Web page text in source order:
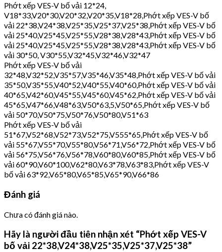
Phớt xếp VES-V bố vải 12*24,
V18*33,V20*30,V20*32,V20*35,V18*28,Phớt xếp VES-V bố
vải 22*38,V24*38,V25*35,V25*37,V25*38,Phớt xếp VES-V bố
vải 25*40,V25*45,V25*55,V28*38,V28*43,Phớt xếp VES-V bố
vải 25*40,V25*45,V25*55,V28*38,V28*43,Phớt xếp VES-V bố
vải 30*50, V30*55,V32*45,V32*46,V32*47
Phớt xếp VES-V bố vải
32*48,V32*52,V35*57,V35*46,V35*48,Phớt xếp VES-V bố vải
35*50,V35*55,V40*52,V40*55,V40*60,Phớt xếp VES-V bố vải
40*65,V42*60,V45*55,V45*60,V45*62,Phớt xếp VES-V bố vải
45*65,V47*66,V48*63,V50*63,5,V50*65,Phớt xếp VES-V bố
vải 50*70,V50*75,V50*76,V50*80,V51*63
Phớt xếp VES-V bố vải
51*67,V52*68,V52*73,V52*75,V555*65,Phớt xếp VES-V bố
vải 55*67,V55*70,V55*80,V56*71,V56*72,Phớt xếp VES-V bố
vải 56*75,V56*76,V56*78,V60*80,V60*85,Phớt xếp VES-V bố
vải 60*90,V60*100,V62*80,V63*78,V63*83,Phớt xếp VES-V
bố vải 63*92,V65*80,V65*85,V65*90,V66*86
Đánh giá
Chưa có đánh giá nào.
Hãy là người đầu tiên nhận xét “Phớt xếp VES-V
bố vải 22*38,V24*38,V25*35,V25*37,V25*38”